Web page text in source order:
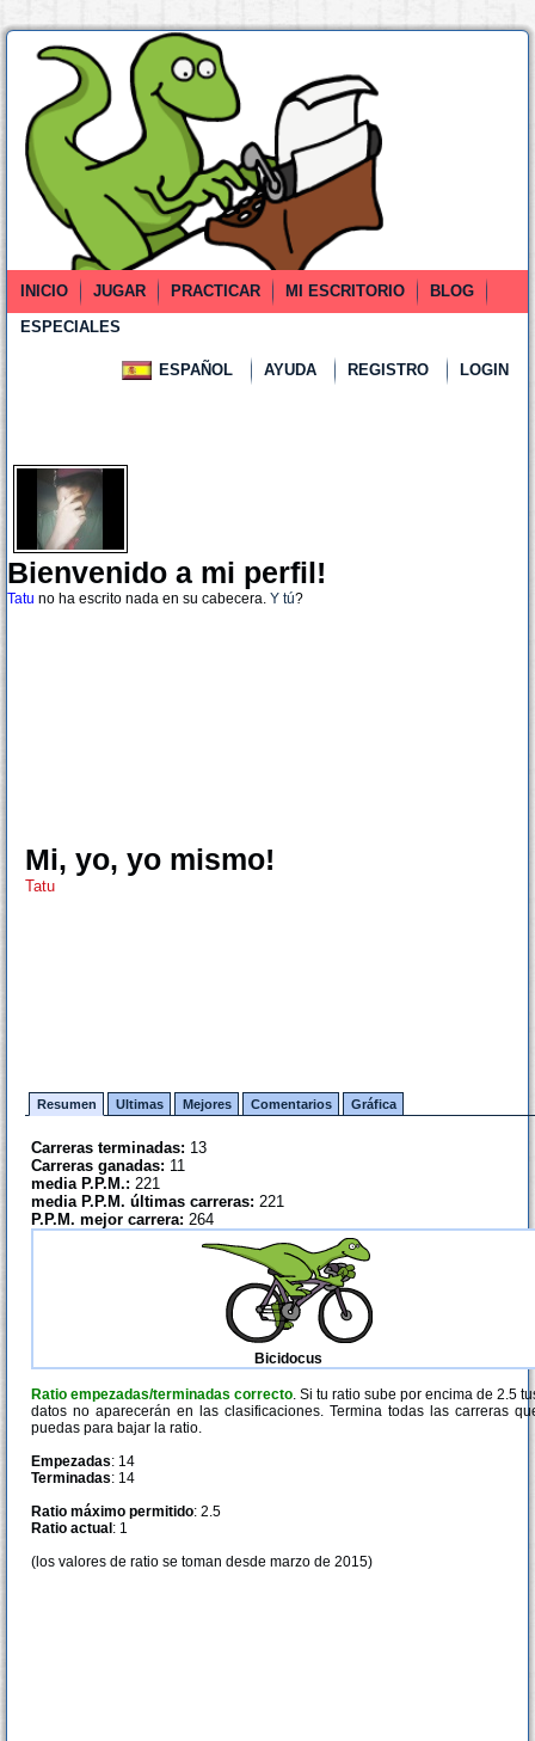
INICIO JUGAR PRACTICAR MI ESCRITORIO
BLOG
ESPECIALES
ESPAÑOL AYUDA REGISTRO LOGIN
Bienvenido a mi perfil!
Tatu no ha escrito nada en su cabecera. Y tú?
Mi, yo, yo mismo!
Tatu
Resumen Ultimas Mejores Comentarios Gráfica
Carreras terminadas: 13
Carreras ganadas: 11
media P.P.M.: 221
media P.P.M. últimas carreras: 221
P.P.M. mejor carrera: 264
Bicidocus
Ratio empezadas/terminadas correcto. Si tu ratio sube por encima de 2.5
datos no aparecerán en las clasificaciones. Termina todas las carreras
puedas para bajar la ratio.
Empezadas: 14
Terminadas: 14
Ratio máximo permitido: 2.5
Ratio actual : 1
(los valores de ratio se toman desde marzo de 2015)